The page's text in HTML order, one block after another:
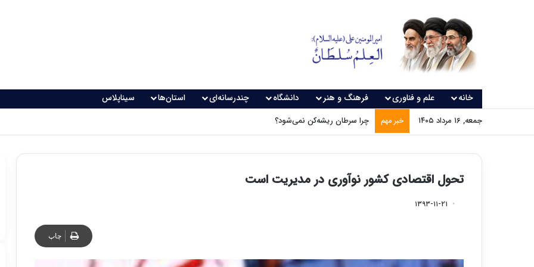
خانه علم و فناوری فرهنگ و هنر دانشگاه چندرسانه‌ای استان‌ها سیناپلاس
جمعه, ۱۶ مرداد ۱۴۰۵ خبر مهم چرا سرطان ریشه‌کن نمی‌شود؟
تحول اقتصادی کشور نوآوری در مدیریت است
۱۳۹۳-۱۱-۲۱
چاپ